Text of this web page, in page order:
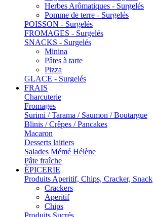
Herbes Arômatiques - Surgelés
Pomme de terre - Surgelés
POISSON - Surgelés
FROMAGES - Surgelés
SNACKS - Surgelés
Minina
Pâtes à tarte
Pizza
GLACE - Surgelés
FRAIS
Charcuterie
Fromages
Surimi / Tarama / Saumon / Boutargue
Blinis / Crêpes / Pancakes
Macaron
Desserts laitiers
Salades Mémé Hélène
Pâte fraîche
ÉPICERIE
Produits Aperitif, Chips, Cracker, Snack
Crackers
Aperitif
Chips
Produits Sucrés